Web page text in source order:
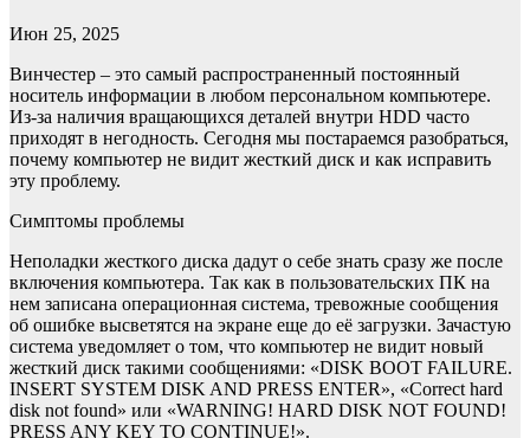
Июн 25, 2025
Винчестер – это самый распространенный постоянный
носитель информации в любом персональном компьютере.
Из-за наличия вращающихся деталей внутри HDD часто
приходят в негодность. Сегодня мы постараемся разобраться,
почему компьютер не видит жесткий диск и как исправить
эту проблему.
Симптомы проблемы
Неполадки жесткого диска дадут о себе знать сразу же после
включения компьютера. Так как в пользовательских ПК на
нем записана операционная система, тревожные сообщения
об ошибке высветятся на экране еще до её загрузки. Зачастую
система уведомляет о том, что компьютер не видит новый
жесткий диск такими сообщениями: «DISK BOOT FAILURE.
INSERT SYSTEM DISK AND PRESS ENTER», «Correct hard
disk not found» или «WARNING! HARD DISK NOT FOUND!
PRESS ANY KEY TO CONTINUE!».